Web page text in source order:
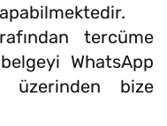
tercüme
WhatsApp
üzerinden bize